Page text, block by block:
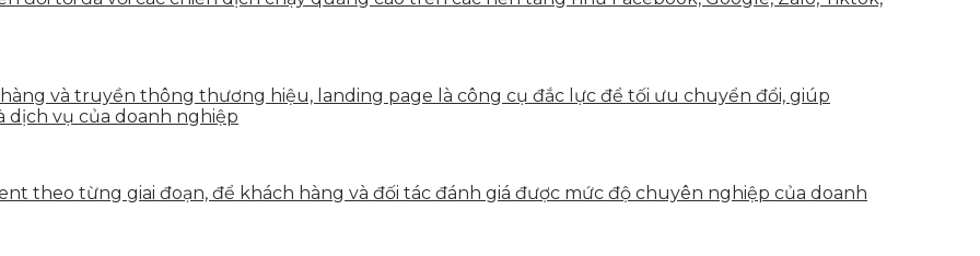
và truyền thông thương hiệu, landing page là công cụ đắc lực để tối ưu chuyển đổi, giúp
dịch vụ của doanh nghiệp
theo từng giai đoạn, để khách hàng và đối tác đánh giá được mức độ chuyên nghiệp của doanh